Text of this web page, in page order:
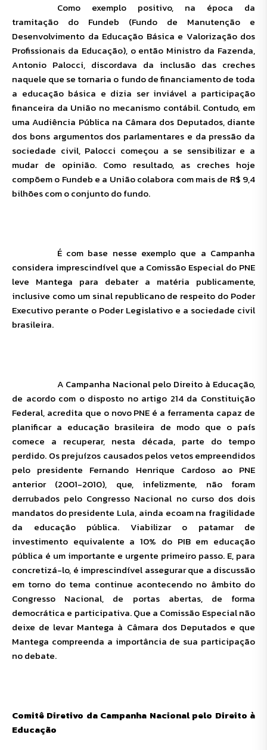
Como exemplo positivo, na época da
tramitação do Fundeb (Fundo de Manutenção e
Desenvolvimento da Educação Básica e Valorização dos
Profissionais da Educação), o então Ministro da Fazenda,
Antonio Palocci, discordava da inclusão das creches
naquele que se tornaria o fundo de financiamento de toda
a educação básica e dizia ser inviável a participação
financeira da União no mecanismo contábil. Contudo, em
uma Audiência Pública na Câmara dos Deputados, diante
dos bons argumentos dos parlamentares e da pressão da
sociedade civil, Palocci começou a se sensibilizar e a
mudar de opinião. Como resultado, as creches hoje
compõem o Fundeb e a União colabora com mais de R$ 9,4
bilhões com o conjunto do fundo.
É com base nesse exemplo que a Campanha
considera imprescindível que a Comissão Especial do PNE
leve Mantega para debater a matéria publicamente,
inclusive como um sinal republicano de respeito do Poder
Executivo perante o Poder Legislativo e a sociedade civil
brasileira.
A Campanha Nacional pelo Direito à Educação,
de acordo com o disposto no artigo 214 da Constituição
Federal, acredita que o novo PNE é a ferramenta capaz de
planificar a educação brasileira de modo que o país
comece a recuperar, nesta década, parte do tempo
perdido. Os prejuízos causados pelos vetos empreendidos
pelo presidente Fernando Henrique Cardoso ao PNE
anterior (2001-2010), que, infelizmente, não foram
derrubados pelo Congresso Nacional no curso dos dois
mandatos do presidente Lula, ainda ecoam na fragilidade
da educação pública. Viabilizar o patamar de
investimento equivalente a 10% do PIB em educação
pública é um importante e urgente primeiro passo. E, para
concretizá-lo, é imprescindível assegurar que a discussão
em torno do tema continue acontecendo no âmbito do
Congresso Nacional, de portas abertas, de forma
democrática e participativa. Que a Comissão Especial não
deixe de levar Mantega à Câmara dos Deputados e que
Mantega compreenda a importância de sua participação
no debate.
Comitê Diretivo da Campanha Nacional pelo Direito à
Educação